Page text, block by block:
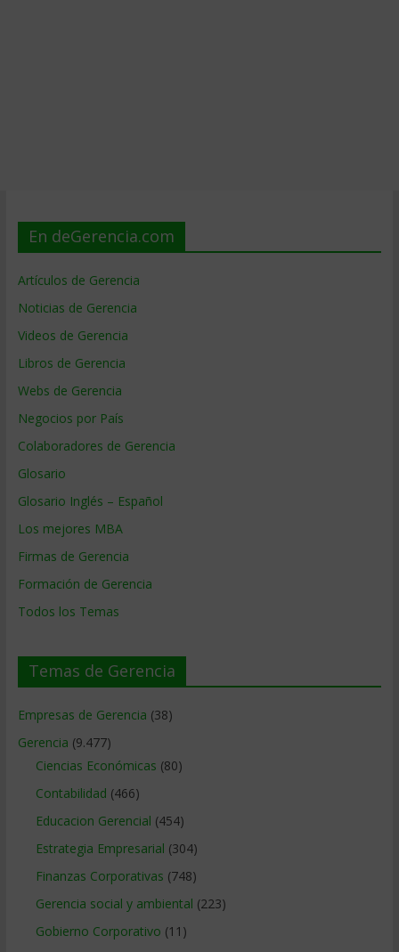
En deGerencia.com
Artículos de Gerencia
Noticias de Gerencia
Videos de Gerencia
Libros de Gerencia
Webs de Gerencia
Negocios por País
Colaboradores de Gerencia
Glosario
Glosario Inglés – Español
Los mejores MBA
Firmas de Gerencia
Formación de Gerencia
Todos los Temas
Temas de Gerencia
Empresas de Gerencia (38)
Gerencia (9.477)
Ciencias Económicas (80)
Contabilidad (466)
Educacion Gerencial (454)
Estrategia Empresarial (304)
Finanzas Corporativas (748)
Gerencia social y ambiental (223)
Gobierno Corporativo (11)